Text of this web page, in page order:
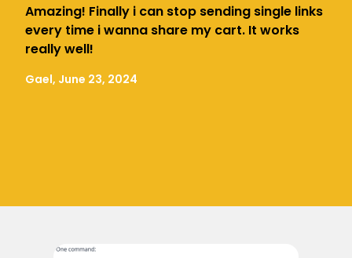
Amazing! Finally i can stop sending single links
every time i wanna share my cart. It works
really well!
Gael, June 23, 2024